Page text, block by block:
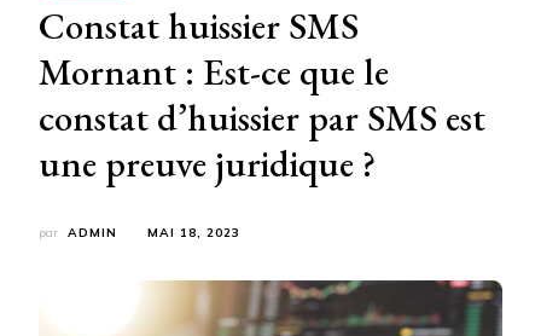
Constat huissier SMS
Mornant : Est-ce que le
constat d’huissier par SMS est
une preuve juridique ?
par ADMIN MAI 18, 2023